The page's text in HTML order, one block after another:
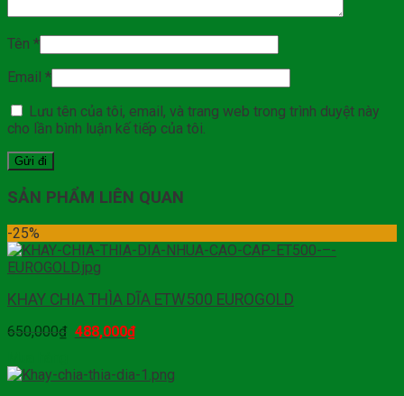
Tên *
Email *
Lưu tên của tôi, email, và trang web trong trình duyệt này
cho lần bình luận kế tiếp của tôi.
SẢN PHẨM LIÊN QUAN
-25%
KHAY CHIA THÌA DĨA ETW500 EUROGOLD
650,000₫ 488,000₫